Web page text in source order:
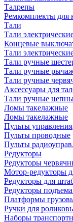
Талрепы
Ремкомплекты для
Тали
Тали
Концевые
Тали
Тали ручные
Тали ручные
Тали ручные
Аксессуары для
Тали ручные
Ломы такелажные
Ломы такелажные
Пульты управления
Пульты проводные
Пульты
Редукторы
Редукторы
Мотор-редукторы
Редукторы для
Редукторы
Платформы
Ручки для
Наборы